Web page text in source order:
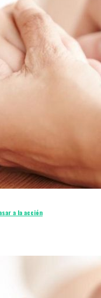
a la acción